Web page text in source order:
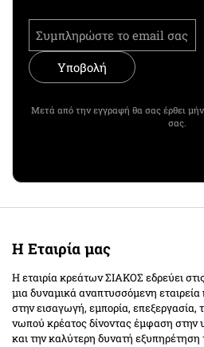
Υποβολή
Μετά από την εγγραφή θα σας έρθει
σας.
Η Εταιρία μας
Η εταιρία κρεάτων ΣΙΑΚΟΣ εδρεύει
μια δυναμικά αναπτυσσόμενη εταιρεία
στην εισαγωγή, εμπορία,
νωπού κρέατος δίνοντας έμφαση στην
και την καλύτερη δυνατή